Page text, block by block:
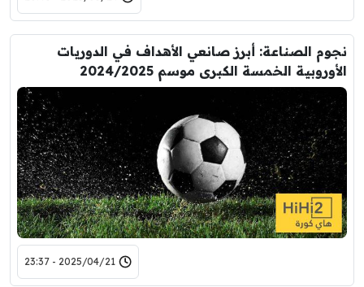
نجوم الصناعة: أبرز صانعي الأهداف في الدوريات
الأوروبية الخمسة الكبرى موسم 2024/2025
2025/04/21 - 23:37